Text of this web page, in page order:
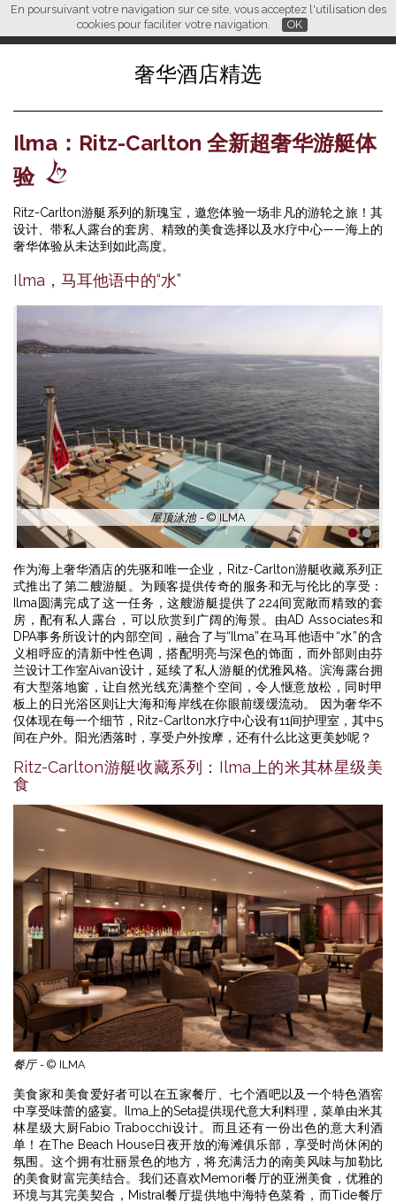
En poursuivant votre navigation sur ce site, vous acceptez l'utilisation des
cookies pour faciliter votre navigation.
OK
FR EN CN
L M
奢华酒店精选
Ilma：Ritz-Carlton 全新超奢华游艇体
验
Ritz-Carlton游艇系列的新瑰宝，邀您体验一场非凡的游轮之旅！其
设计、带私人露台的套房、精致的美食选择以及水疗中心——海上的
奢华体验从未达到如此高度。
Ilma，马耳他语中的“水”
屋顶泳池 - © ILMA
1
2
作为海上奢华酒店的先驱和唯一企业，Ritz-Carlton游艇收藏系列正
式推出了第二艘游艇。为顾客提供传奇的服务和无与伦比的享受：
Ilma圆满完成了这一任务，这艘游艇提供了224间宽敞而精致的套
房，配有私人露台，可以欣赏到广阔的海景。由AD Associates和
DPA事务所设计的内部空间，融合了与“Ilma”在马耳他语中“水”的含
义相呼应的清新中性色调，搭配明亮与深色的饰面，而外部则由芬
兰设计工作室Aivan设计，延续了私人游艇的优雅风格。滨海露台拥
有大型落地窗，让自然光线充满整个空间，令人惬意放松，同时甲
板上的日光浴区则让大海和海岸线在你眼前缓缓流动。 因为奢华不
仅体现在每一个细节，Ritz-Carlton水疗中心设有11间护理室，其中5
间在户外。阳光洒落时，享受户外按摩，还有什么比这更美妙呢？
Ritz-Carlton游艇收藏系列：Ilma上的米其林星级美
食
餐厅 - © ILMA
美食家和美食爱好者可以在五家餐厅、七个酒吧以及一个特色酒窖
中享受味蕾的盛宴。Ilma上的Seta提供现代意大利料理，菜单由米其
林星级大厨Fabio Trabocchi设计。而且还有一份出色的意大利酒
单！在The Beach House日夜开放的海滩俱乐部，享受时尚休闲的
氛围。这个拥有壮丽景色的地方，将充满活力的南美风味与加勒比
的美食财富完美结合。我们还喜欢Memori餐厅的亚洲美食，优雅的
环境与其完美契合，Mistral餐厅提供地中海特色菜肴，而Tide餐厅